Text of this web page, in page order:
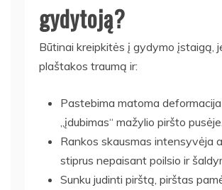
gydytoją?
Būtinai kreipkitės į gydymo įstaigą,
plaštakos traumą ir:
Pastebima matoma
„įdubimas“ mažylio piršto pusėje.
Rankos skausmas intensyvėja
stiprus nepaisant poilsio ir
Sunku judinti pirštą, pirštas